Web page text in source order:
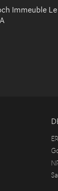
Immeuble Le